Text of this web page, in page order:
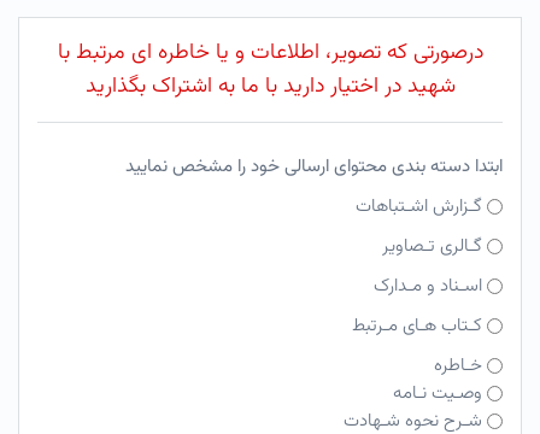
درصورتی که تصویر، اطلاعات و یا خاطره ای مرتبط با
شهید در اختیار دارید با ما به اشتراک بگذارید
ابتدا دسته بندی محتوای ارسالی خود را مشخص نمایید
گـزارش اشـتباهات
گـالری تـصاویر
اسـناد و مـدارک
کـتاب هـای مـرتبط
خـاطره
وصـیت نـامه
شـرح نحوه شـهادت